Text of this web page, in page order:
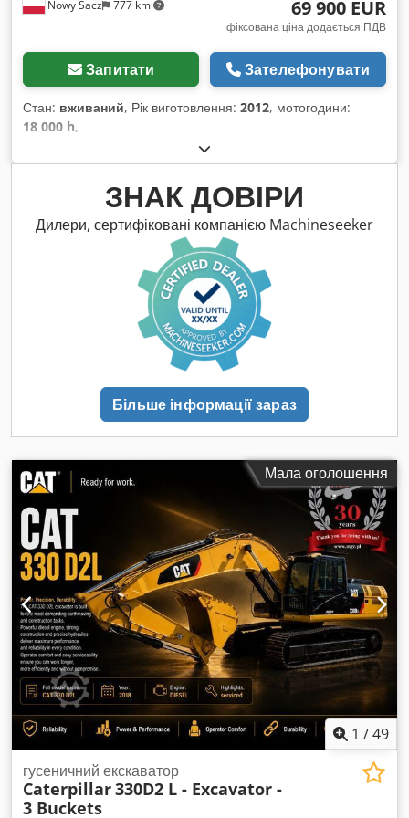
Nowy Sacz 777 km 69 900 EUR
фіксована ціна додається ПДВ
Запитати Зателефонувати
Стан: вживаний, Рік виготовлення: 2012, мотогодини:
18 000 h,
ЗНАК ДОВІРИ
Дилери, сертифіковані компанією Machineseeker
Більше інформації зараз
Мала оголошення
1 /49
гусеничний екскаватор
Caterpillar330D2 L - Excavator -
3 Buckets